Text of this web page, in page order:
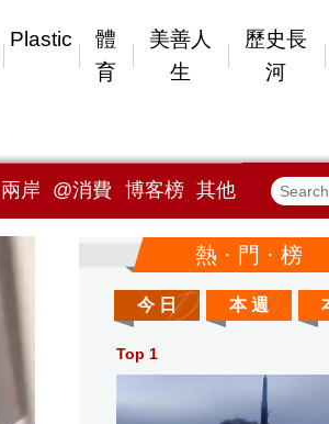
Plastic
體
育
美善人
生
歷史長
河
兩岸 @消費 博客榜 其他
熱 · 門 · 榜
今 日 本 週
Top 1